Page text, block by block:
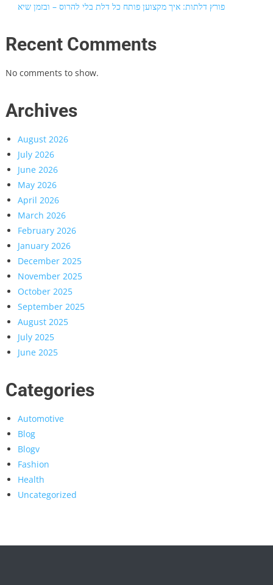
פורץ דלתות: איך מקצוען פותח כל דלת בלי להרוס – ובזמן שיא
Recent Comments
No comments to show.
Archives
August 2026
July 2026
June 2026
May 2026
April 2026
March 2026
February 2026
January 2026
December 2025
November 2025
October 2025
September 2025
August 2025
July 2025
June 2025
Categories
Automotive
Blog
Blogv
Fashion
Health
Uncategorized